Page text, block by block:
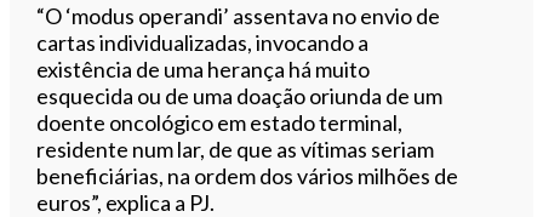
“O ‘modus operandi’ assentava no envio de
cartas individualizadas, invocando a
existência de uma herança há muito
esquecida ou de uma doação oriunda de um
doente oncológico em estado terminal,
residente num lar, de que as vítimas seriam
beneficiárias, na ordem dos vários milhões de
euros”, explica a PJ.